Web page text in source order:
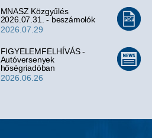
MNASZ Közgyűlés
2026.07.31. - beszámolók
2026.07.29
FIGYELEMFELHÍVÁS -
Autóversenyek
hőségriadóban
2026.06.26